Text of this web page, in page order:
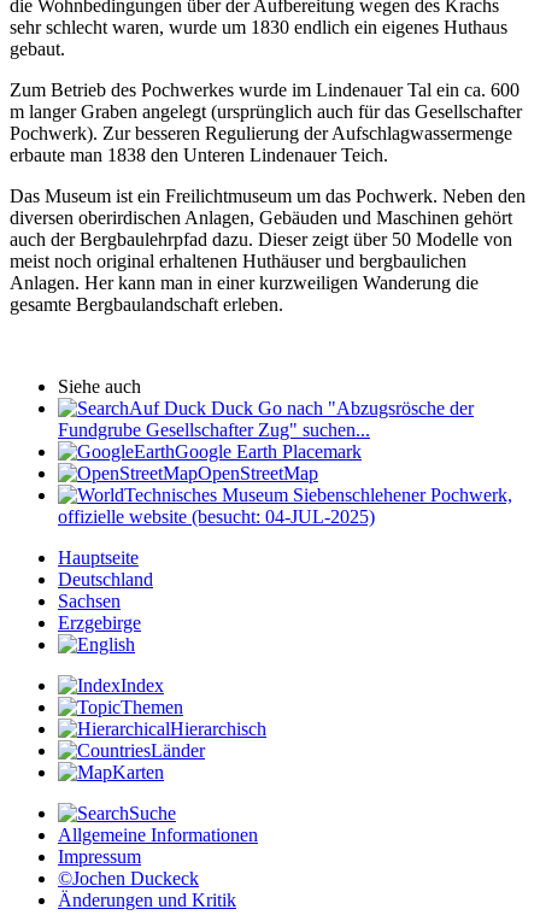
die Wohnbedingungen über der Aufbereitung wegen des Krachs
sehr schlecht waren, wurde um 1830 endlich ein eigenes Huthaus
gebaut.
Zum Betrieb des Pochwerkes wurde im Lindenauer Tal ein ca. 600
m langer Graben angelegt (ursprünglich auch für das Gesellschafter
Pochwerk). Zur besseren Regulierung der Aufschlagwassermenge
erbaute man 1838 den Unteren Lindenauer Teich.
Das Museum ist ein Freilichtmuseum um das Pochwerk. Neben den
diversen oberirdischen Anlagen, Gebäuden und Maschinen gehört
auch der Bergbaulehrpfad dazu. Dieser zeigt über 50 Modelle von
meist noch original erhaltenen Huthäuser und bergbaulichen
Anlagen. Her kann man in einer kurzweiligen Wanderung die
gesamte Bergbaulandschaft erleben.
Siehe auch
Auf Duck Duck Go nach "Abzugsrösche der
Fundgrube Gesellschafter Zug" suchen...
Google Earth Placemark
OpenStreetMap
Technisches Museum Siebenschlehener Pochwerk,
offizielle website (besucht: 04-JUL-2025)
Hauptseite
Deutschland
Sachsen
Erzgebirge
Index
Themen
Hierarchisch
Länder
Karten
Suche
Allgemeine Informationen
Impressum
©Jochen Duckeck
Änderungen und Kritik